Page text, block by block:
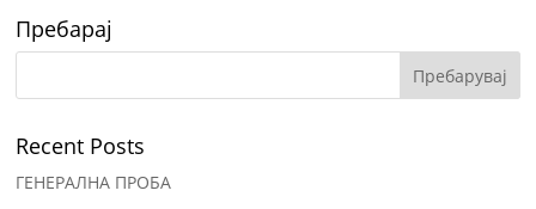
Пребарај
Recent Posts
ГЕНЕРАЛНА ПРОБА